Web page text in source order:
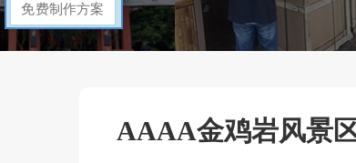
AAAA金鸡岩风景
免费制作方案